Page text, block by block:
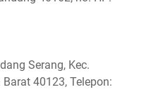
Serang, Kec.
40123, Telepon: